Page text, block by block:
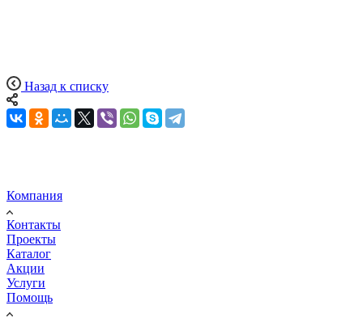
Назад к списку
Компания
Контакты
Проекты
Каталог
Акции
Услуги
Помощь